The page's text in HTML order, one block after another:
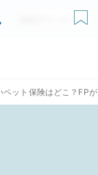
無料ダウンロード
ペット保険はどこ？FP